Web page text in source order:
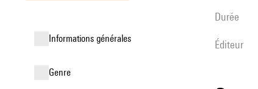
informations générales
genre
durée
éditeur